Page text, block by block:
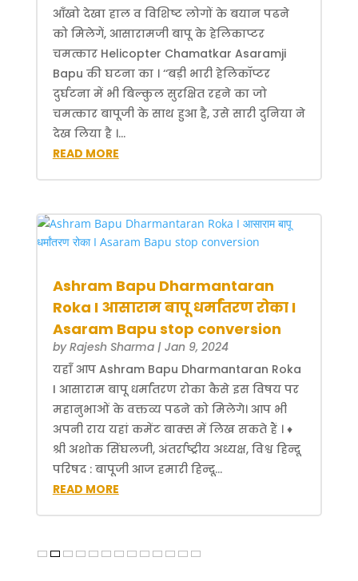
आँखो देखा हाल व विशिष्ट लोगों के बयान पढने
को मिलेगें, आसारामजी बापू के हेलिकाप्टर
चमत्कार Helicopter Chamatkar Asaramji
Bapu की घटना का । ‘‘बड़ी भारी हेलिकॉप्टर
दुर्घटना में भी बिल्कुल सुरक्षित रहने का जो
चमत्कार बापूजी के साथ हुआ है, उसे सारी दुनिया ने
देख लिया है ।...
READ MORE
Ashram Bapu Dharmantaran
Roka I आसाराम बापू धर्मांतरण रोका I
Asaram Bapu stop conversion
byRajesh Sharma| Jan 9, 2024
यहाँ आप Ashram Bapu Dharmantaran Roka
I आसाराम बापू धर्मांतरण रोका कैसे इस विषय पर
महानुभाओं के वक्तव्य पढने को मिलेगे। आप भी
अपनी राय यहां कमेंट बाक्स में लिख सकते हैं । ♦
श्री अशोक सिंघलजी, अंतर्राष्ट्रीय अध्यक्ष, विश्व हिन्दू
परिषद : बापूजी आज हमारी हिन्दू...
READ MORE